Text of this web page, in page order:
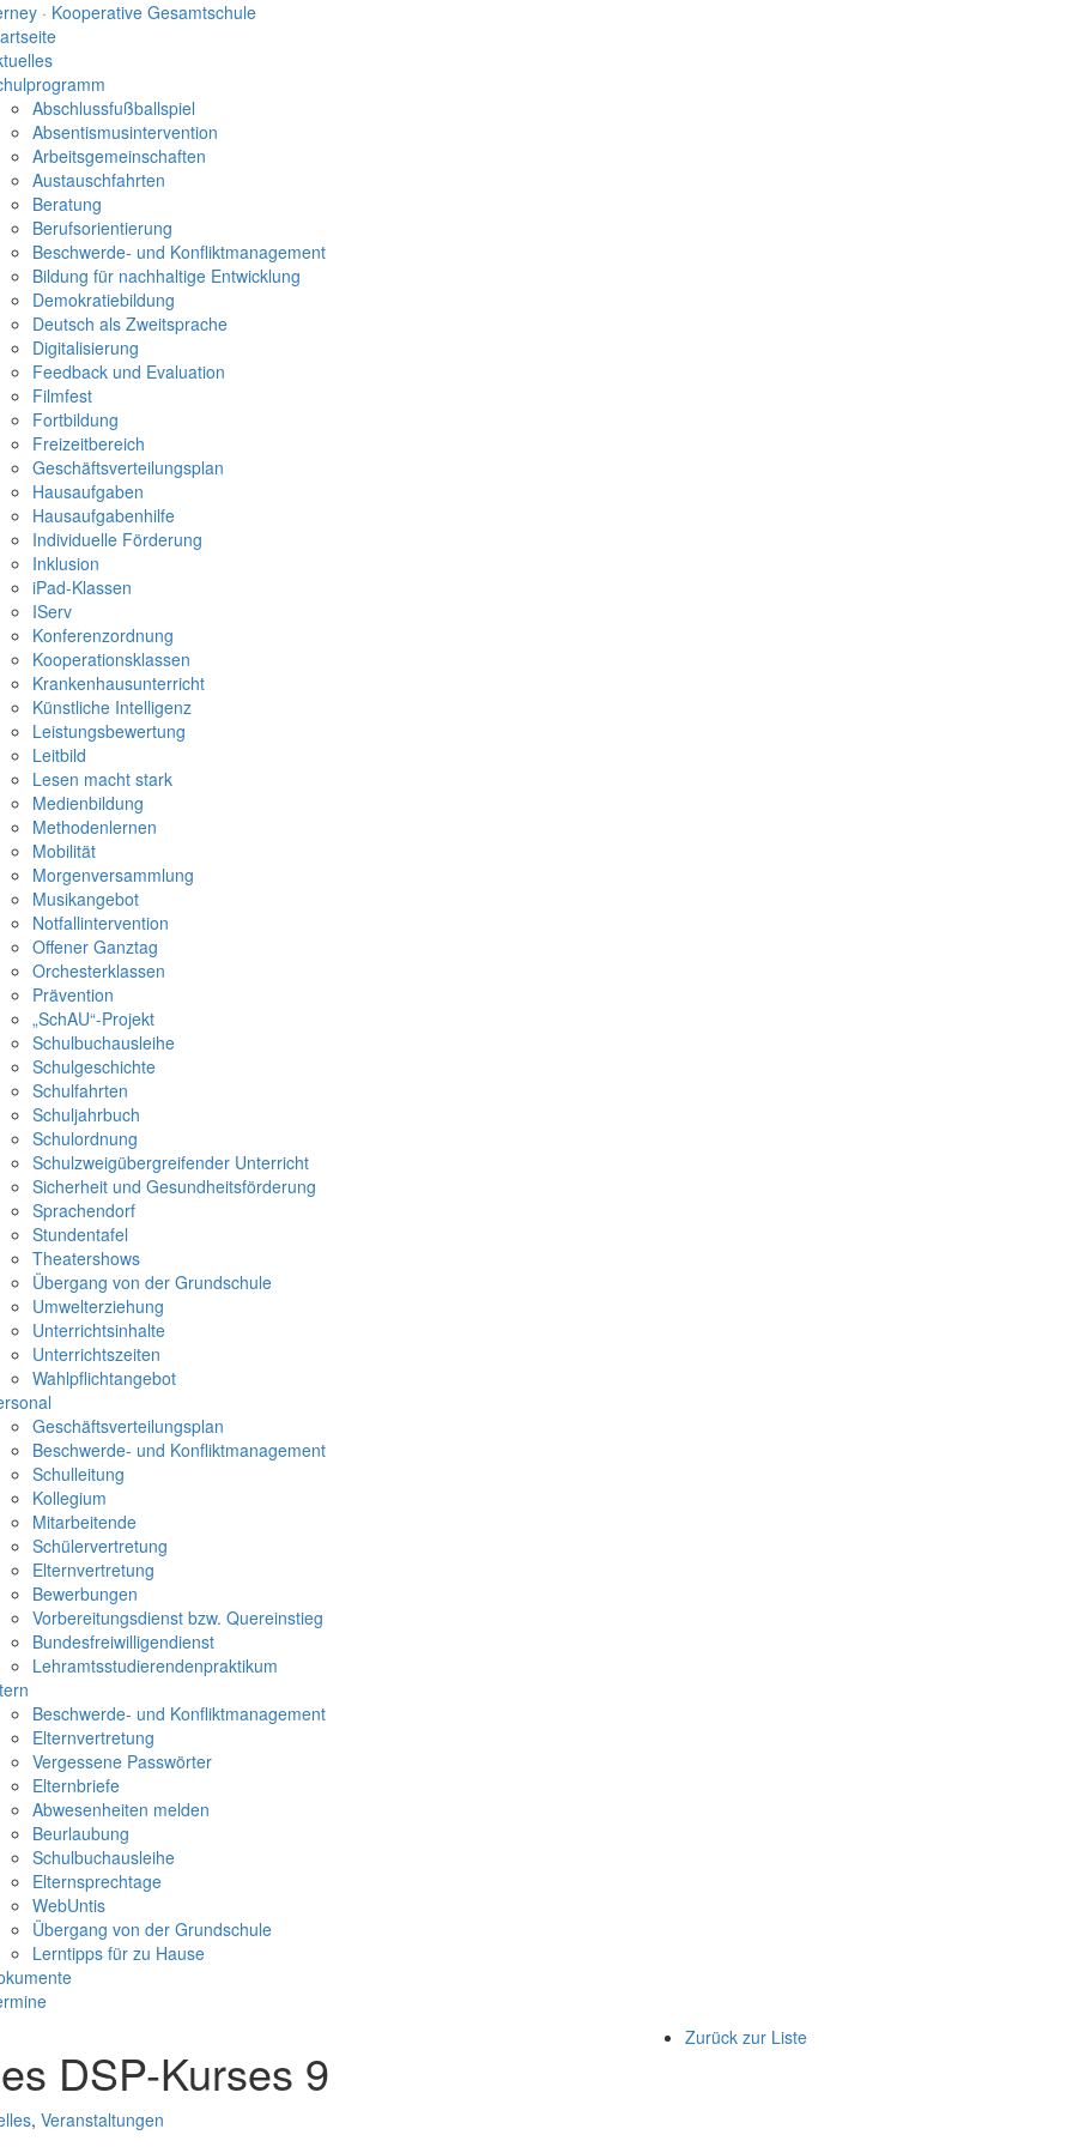
· Kooperative Gesamtschule
Abschlussfußballspiel
Absentismusintervention
Arbeitsgemeinschaften
Austauschfahrten
Beratung
Berufsorientierung
Beschwerde- und Konfliktmanagement
Bildung für nachhaltige Entwicklung
Demokratiebildung
Deutsch als Zweitsprache
Digitalisierung
Feedback und Evaluation
Filmfest
Fortbildung
Freizeitbereich
Geschäftsverteilungsplan
Hausaufgaben
Hausaufgabenhilfe
Individuelle Förderung
Inklusion
iPad-Klassen
IServ
Konferenzordnung
Kooperationsklassen
Krankenhausunterricht
Künstliche Intelligenz
Leistungsbewertung
Leitbild
Lesen macht stark
Medienbildung
Methodenlernen
Mobilität
Morgenversammlung
Musikangebot
Notfallintervention
Offener Ganztag
Orchesterklassen
Prävention
„SchAU“-Projekt
Schulbuchausleihe
Schulgeschichte
Schulfahrten
Schuljahrbuch
Schulordnung
Schulzweigübergreifender Unterricht
Sicherheit und Gesundheitsförderung
Sprachendorf
Stundentafel
Theatershows
Übergang von der Grundschule
Umwelterziehung
Unterrichtsinhalte
Unterrichtszeiten
Wahlpflichtangebot
Geschäftsverteilungsplan
Beschwerde- und Konfliktmanagement
Schulleitung
Kollegium
Mitarbeitende
Schülervertretung
Elternvertretung
Bewerbungen
Vorbereitungsdienst bzw. Quereinstieg
Bundesfreiwilligendienst
Lehramtsstudierendenpraktikum
Beschwerde- und Konfliktmanagement
Elternvertretung
Vergessene Passwörter
Elternbriefe
Abwesenheiten melden
Beurlaubung
Schulbuchausleihe
Elternsprechtage
WebUntis
Übergang von der Grundschule
Lerntipps für zu Hause
DSP-Kurses 9
, Veranstaltungen
Zurück zur Liste